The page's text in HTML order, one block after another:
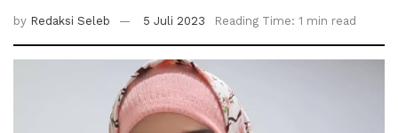
by Redaksi Seleb 5 Juli 2023 Reading Time: 1 min read